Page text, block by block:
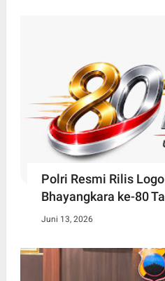
Polri Resmi Rilis
Bhayangkara ke-80
Juni 13, 2026